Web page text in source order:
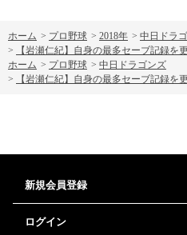
ホーム > プロ野球 > 2018年 > 中日ドラ
>
【岩瀬仁紀】自身の最多セーブ記録を
ホーム > プロ野球 > 中日ドラゴンズ
>
【岩瀬仁紀】自身の最多セーブ記録を
新規会員登録
ログイン